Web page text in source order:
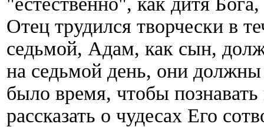
Отец трудился творчески в
седьмой, Адам, как сын,
на седьмой день, они
было время, чтобы познавать
рассказать о чудесах Его